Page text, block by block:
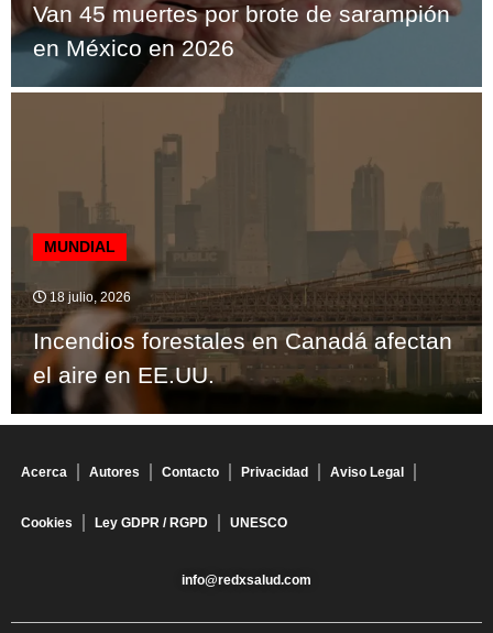
Van 45 muertes por brote de sarampión
en México en 2026
MUNDIAL
18 julio, 2026
Incendios forestales en Canadá afectan
el aire en EE.UU.
Acerca Autores Contacto Privacidad Aviso Legal
Cookies Ley GDPR / RGPD UNESCO
info@redxsalud.com